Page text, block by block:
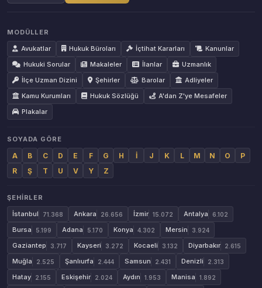
MODÜLLER
Avukatlar
Hukuk Büroları İçtihat Kararları
Kanunlar
Hukuki Sorular
Makaleler İlanlar
Uzmanlık
İlçe Uzman Dizini
Şehirler Barolar
Adliyeler
Kamu Kurumları
Hukuk Sözlüğü
A'dan Z'ye Mesafeler
Plakalar
SOYADA GÖRE
A B C D E F G H İ J K L M N O
P
R
Ş T U V Y Z
ŞEHIRLER
İstanbul
71.368 Ankara 26.656 İzmir 15.072 Antalya 6.102
Bursa 5.199 Adana 5.170 Konya 4.302 Mersin 3.924
Gaziantep 3.717 Kayseri 3.272 Kocaeli 3.132 Diyarbakır 2.615
Muğla 2.525 Şanlıurfa 2.444 Samsun 2.431 Denizli 2.313
Hatay 2.155 Eskişehir 2.024 Aydın 1.953 Manisa 1.892